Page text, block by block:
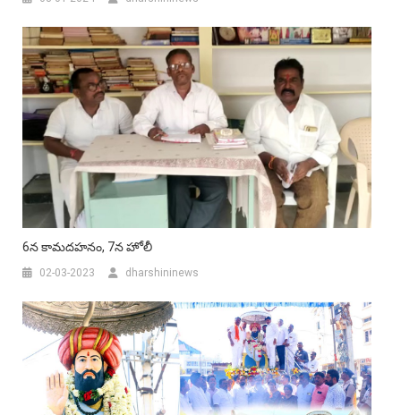
6న కామదహనం, 7న హోలీ
02-03-2023 dharshininews